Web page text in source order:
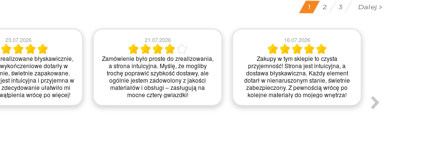
1 2 3 Dalej
23.07.2026
błyskawicznie,
dotarły w
świetnie zapakowane.
intuicyjna i przyjemna w
ułatwiło mi
wrócę po więcej!
21.07.2026
Zamówienie było proste do zrealizowania,
a strona intuicyjna. Myślę, że mogliby
trochę poprawić szybkość dostawy, ale
ogólnie jestem zadowolony z jakości
materiałów i obsługi – zasługują na
mocne cztery gwiazdki!
16.07.2026
Zakupy w tym sklepie to czysta
przyjemność! Strona jest intuicyjna, a
dostawa błyskawiczna. Każdy element
dotarł w nienaruszonym stanie, świetnie
zabezpieczony. Z pewnością wrócę po
kolejne materiały do mojego wnętrza!